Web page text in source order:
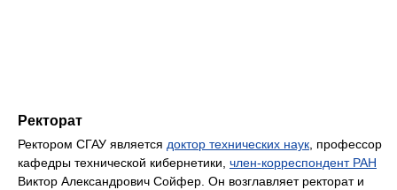
Ректорат
Ректором СГАУ является доктор технических наук, профессор
кафедры технической кибернетики, член-корреспондент РАН
Виктор Александрович Сойфер. Он возглавляет ректорат и